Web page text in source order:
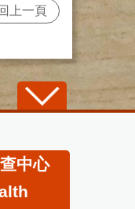
上一頁
中心